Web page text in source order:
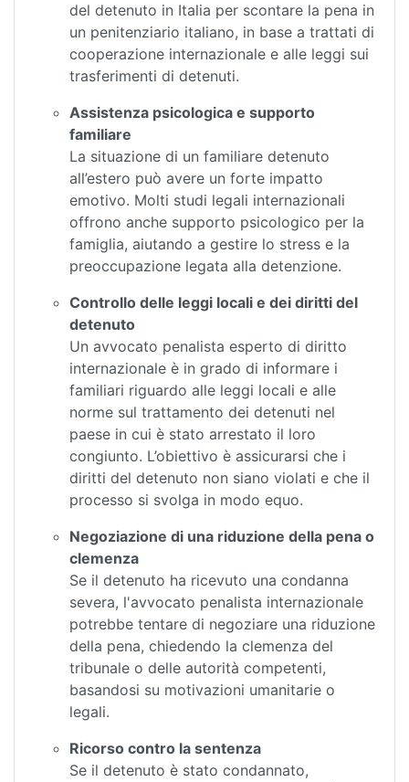
del detenuto in Italia per scontare la pena in
un penitenziario italiano, in base a trattati di
cooperazione internazionale e alle leggi sui
trasferimenti di detenuti.
Assistenza psicologica e supporto
familiare
La situazione di un familiare detenuto
all’estero può avere un forte impatto
emotivo. Molti studi legali internazionali
offrono anche supporto psicologico per la
famiglia, aiutando a gestire lo stress e la
preoccupazione legata alla detenzione.
Controllo delle leggi locali e dei diritti del
detenuto
Un avvocato penalista esperto di diritto
internazionale è in grado di informare i
familiari riguardo alle leggi locali e alle
norme sul trattamento dei detenuti nel
paese in cui è stato arrestato il loro
congiunto. L’obiettivo è assicurarsi che i
diritti del detenuto non siano violati e che il
processo si svolga in modo equo.
Negoziazione di una riduzione della pena o
clemenza
Se il detenuto ha ricevuto una condanna
severa, l'avvocato penalista internazionale
potrebbe tentare di negoziare una riduzione
della pena, chiedendo la clemenza del
tribunale o delle autorità competenti,
basandosi su motivazioni umanitarie o
legali.
Ricorso contro la sentenza
Se il detenuto è stato condannato,